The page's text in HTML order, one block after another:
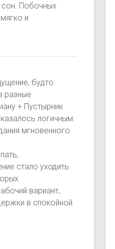
сон. Побочных
и
будто
разные
+ Пустырник
логичным.
мгновенного
стало уходить.
вариант,
в спокойной